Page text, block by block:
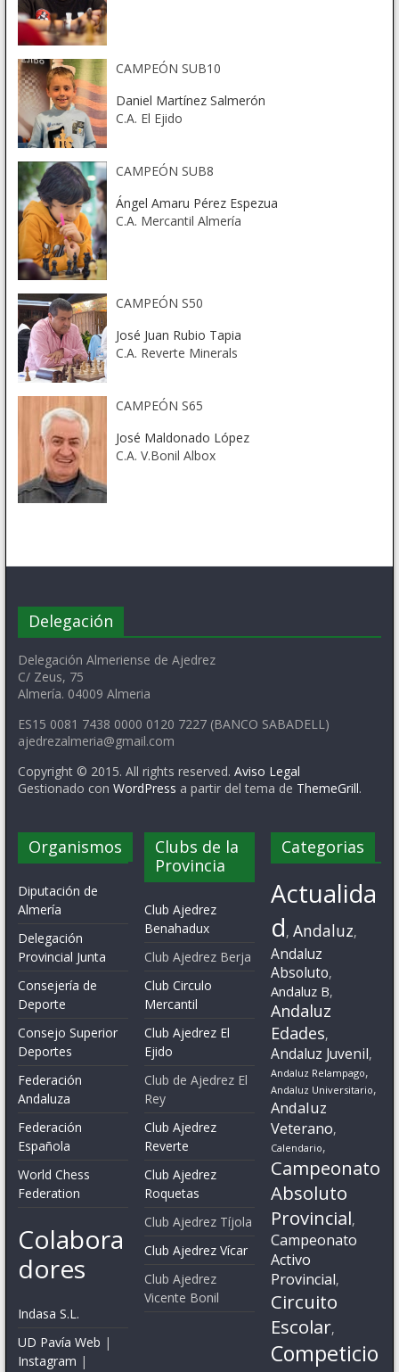
CAMPEÓN SUB10
Daniel Martínez Salmerón
C.A. El Ejido
CAMPEÓN SUB8
Ángel Amaru Pérez Espezua
C.A. Mercantil Almería
CAMPEÓN S50
José Juan Rubio Tapia
C.A. Reverte Minerals
CAMPEÓN S65
José Maldonado López
C.A. V.Bonil Albox
Delegación
Delegación Almeriense de Ajedrez
C/ Zeus, 75
Almería. 04009 Almeria
ES15 0081 7438 0000 0120 7227 (BANCO SABADELL)
ajedrezalmeria@gmail.com
Copyright © 2015. All rights reserved. Aviso Legal
Gestionado con WordPress a partir del tema de ThemeGrill.
Organismos
Diputación de
Almería
Delegación
Provincial Junta
Consejería de
Deporte
Consejo Superior
Deportes
Federación
Andaluza
Federación
Española
World Chess
Federation
Colabora
dores
Indasa S.L.
UD Pavía Web |
Instagram |
Clubs de la
Provincia
Club Ajedrez
Benahadux
Club Ajedrez Berja
Club Circulo
Mercantil
Club Ajedrez El
Ejido
Club de Ajedrez El
Rey
Club Ajedrez
Reverte
Club Ajedrez
Roquetas
Club Ajedrez Tíjola
Club Ajedrez Vícar
Club Ajedrez
Vicente Bonil
Categorias
Actualida
d,Andaluz,
Andaluz
Absoluto,
Andaluz B,
Andaluz
Edades,
Andaluz Juvenil,
Andaluz Relampago,
Andaluz Universitario,
Andaluz
Veterano,
Calendario,
Campeonato
Absoluto
Provincial,
Campeonato
Activo
Provincial,
Circuito
Escolar,
Competicio